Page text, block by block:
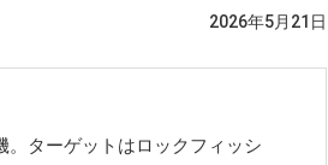
2026年5月21日
。ターゲットはロックフィッシ